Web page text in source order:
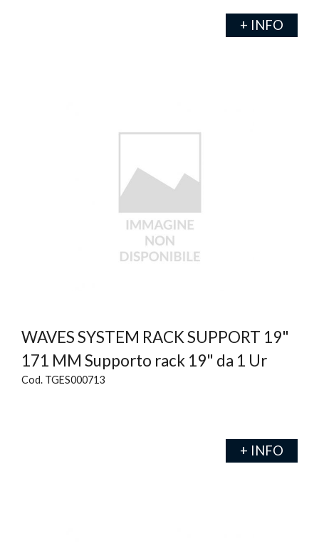
+ INFO
WAVES SYSTEM RACK SUPPORT 19"
171 MM Supporto rack 19" da 1 Ur
Cod. TGES000713
+ INFO